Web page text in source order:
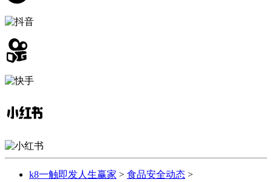
k8一触即发人生赢家 > 食品安全动态 >